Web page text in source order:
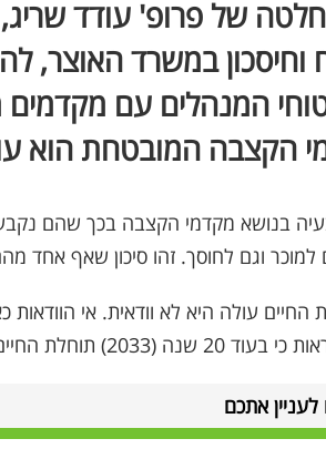
של פרופ' עודד
וחיסכון במשרד האוצר,
המנהלים עם
הקצבה המובטחת הוא
בנושא מקדמי הקצבה בכך שהם
למוכר וגם לחוסך. זהו סיכון שאף אחד
החיים עולה היא לא וודאית. אי
תיהיה בין 85 ל-90 בתחזיות שונות.
אתכם